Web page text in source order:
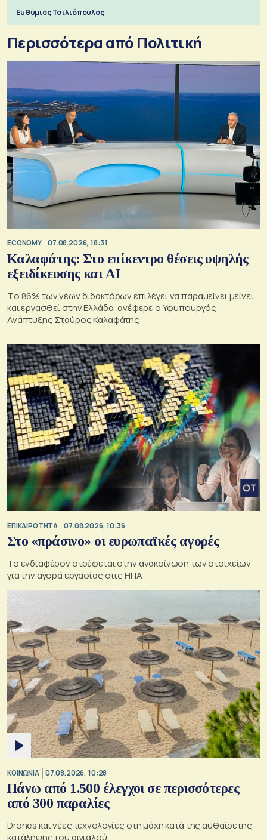
Ευθύμιος Τσιλιόπουλος
Περισσότερα από Πολιτική
ECONOMY 07.08.2026, 18:31
Καλαφάτης: Στο επίκεντρο θέσεις υψηλής
εξειδίκευσης και AI
Tο 86% των νέων διδακτόρων επιλέγει να παραμείνει μείνει
και εργασθεί στην Ελλάδα, ανέφερε ο Υφυπουργός
Ανάπτυξης Σταύρος Καλαφάτης
ΕΠΙΚΑΙΡΟΤΗΤΑ 07.08.2026, 10:36
Στο «πράσινο» οι ευρωπαϊκές αγορές
Το ενδιαφέρον στρέφεται στην ανακοίνωση των στοιχείων
για την αγορά εργασίας στις ΗΠΑ
ΚΟΙΝΩΝΙΑ 07.08.2026, 10:28
Πάνω από 1.500 έλεγχοι σε περισσότερες
από 300 παραλίες
Drones και νέες τεχνολογίες στη μάχη κατά της αυθαίρετης
κατάληψης του αιγιαλού